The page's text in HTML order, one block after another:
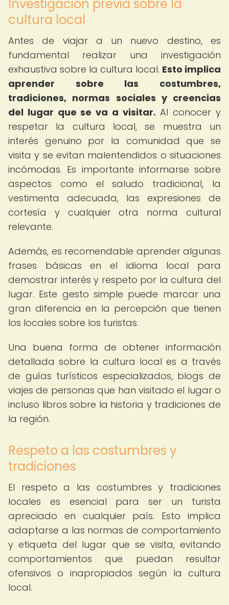
Investigación previa sobre la
cultura local
Antes de viajar a un nuevo destino, es
fundamental realizar una investigación
exhaustiva sobre la cultura local. Esto implica
aprender sobre las costumbres,
tradiciones, normas sociales y creencias
del lugar que se va a visitar. Al conocer y
respetar la cultura local, se muestra un
interés genuino por la comunidad que se
visita y se evitan malentendidos o situaciones
incómodas. Es importante informarse sobre
aspectos como el saludo tradicional, la
vestimenta adecuada, las expresiones de
cortesía y cualquier otra norma cultural
relevante.
Además, es recomendable aprender algunas
frases básicas en el idioma local para
demostrar interés y respeto por la cultura del
lugar. Este gesto simple puede marcar una
gran diferencia en la percepción que tienen
los locales sobre los turistas.
Una buena forma de obtener información
detallada sobre la cultura local es a través
de guías turísticos especializados, blogs de
viajes de personas que han visitado el lugar o
incluso libros sobre la historia y tradiciones de
la región.
Respeto a las costumbres y
tradiciones
El respeto a las costumbres y tradiciones
locales es esencial para ser un turista
apreciado en cualquier país. Esto implica
adaptarse a las normas de comportamiento
y etiqueta del lugar que se visita, evitando
comportamientos que puedan resultar
ofensivos o inapropiados según la cultura
local.